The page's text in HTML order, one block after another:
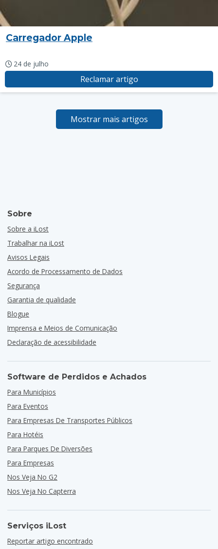
Carregador Apple
24 de julho
Reclamar artigo
Mostrar mais artigos
Sobre
Sobre a iLost
Trabalhar na iLost
Avisos Legais
Acordo de Processamento de Dados
Segurança
Garantia de qualidade
Blogue
Imprensa e Meios de Comunicação
Declaração de acessibilidade
Software de Perdidos e Achados
Para Municípios
Para Eventos
Para Empresas De Transportes Públicos
Para Hotéis
Para Parques De Diversões
Para Empresas
Nos Veja No G2
Nos Veja No Capterra
Serviços iLost
Reportar artigo encontrado